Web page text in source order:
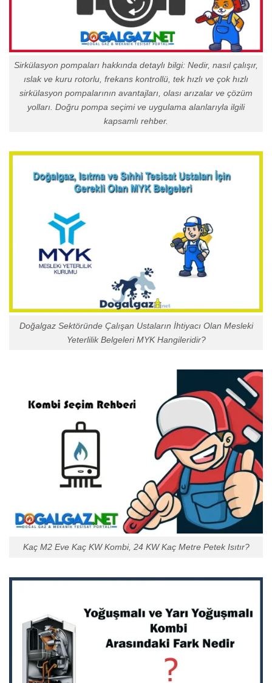
Sirkülasyon pompaları hakkında detaylı bilgi: Nedir, nasıl çalışır,
ıslak ve kuru rotorlu, frekans kontrollü, tek hızlı ve çok hızlı
sirkülasyon pompalarının avantajları, olası arızalar ve çözüm
yolları. Doğru pompa seçimi ve uygulama alanlarıyla ilgili
kapsamlı rehber.
Doğalgaz Sektöründe Çalışan Ustaların İhtiyacı Olan Mesleki
Yeterlilik Belgeleri MYK Hangileridir?
Kaç M2 Eve Kaç KW Kombi, 24 KW Kaç Metre Petek Isıtır?